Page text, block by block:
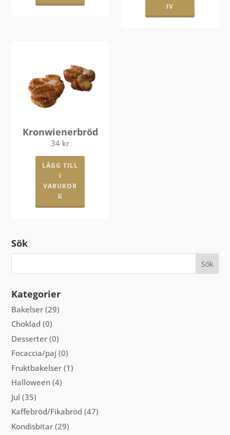
IV
har
Kronwienerbröd
34 kr
LÄGG TILL
I
VARUKOR
G
Sök
Kategorier
Bakelser (29)
Choklad (0)
Desserter (0)
Focaccia/paj (0)
Fruktbakelser (1)
Halloween (4)
Jul (35)
Kaffebröd/Fikabröd (47)
Kondisbitar (29)